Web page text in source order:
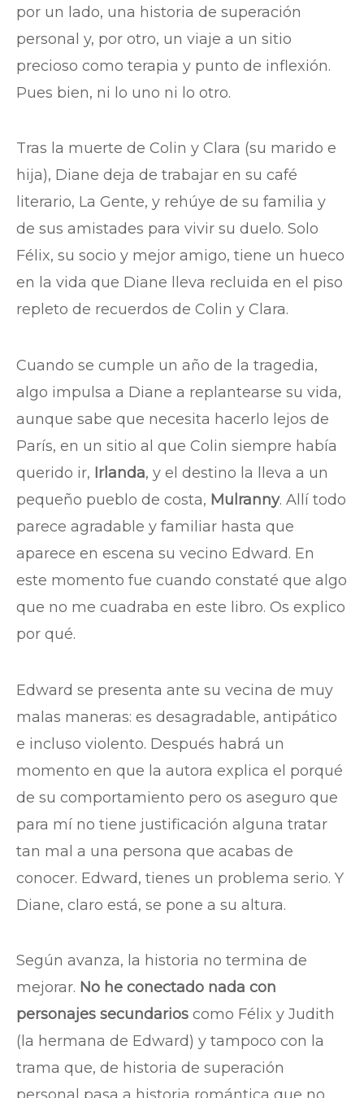
por un lado, una historia de superación
personal y, por otro, un viaje a un sitio
precioso como terapia y punto de inflexión.
Pues bien, ni lo uno ni lo otro.
Tras la muerte de Colin y Clara (su marido e
hija), Diane deja de trabajar en su café
literario, La Gente, y rehúye de su familia y
de sus amistades para vivir su duelo. Solo
Félix, su socio y mejor amigo, tiene un hueco
en la vida que Diane lleva recluida en el piso
repleto de recuerdos de Colin y Clara.
Cuando se cumple un año de la tragedia,
algo impulsa a Diane a replantearse su vida,
aunque sabe que necesita hacerlo lejos de
París, en un sitio al que Colin siempre había
querido ir, Irlanda, y el destino la lleva a un
pequeño pueblo de costa, Mulranny. Allí todo
parece agradable y familiar hasta que
aparece en escena su vecino Edward. En
este momento fue cuando constaté que algo
que no me cuadraba en este libro. Os explico
por qué.
Edward se presenta ante su vecina de muy
malas maneras: es desagradable, antipático
e incluso violento. Después habrá un
momento en que la autora explica el porqué
de su comportamiento pero os aseguro que
para mí no tiene justificación alguna tratar
tan mal a una persona que acabas de
conocer. Edward, tienes un problema serio. Y
Diane, claro está, se pone a su altura.
Según avanza, la historia no termina de
mejorar. No he conectado nada con
personajes secundarios como Félix y Judith
(la hermana de Edward) y tampoco con la
trama que, de historia de superación